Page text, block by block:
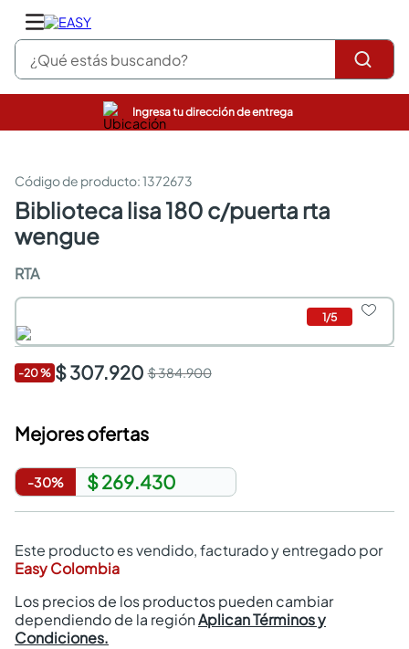
¿Qué estás buscando?
Ingresa tu dirección de entrega
:1372673
biblioteca lisa 180 c/puerta rta
wengue
RTA
1/5
-20% $ 307.920 $ 384.900
Mejores ofertas
-30% $ 269.430
Este producto es vendido, facturado y entregado por
Easy Colombia
Los precios de los productos pueden cambiar
dependiendo de la regiónAplican Términos y
Condiciones.
pinturas
sanitarios
comedor
escritorio
armarios closet
comedores